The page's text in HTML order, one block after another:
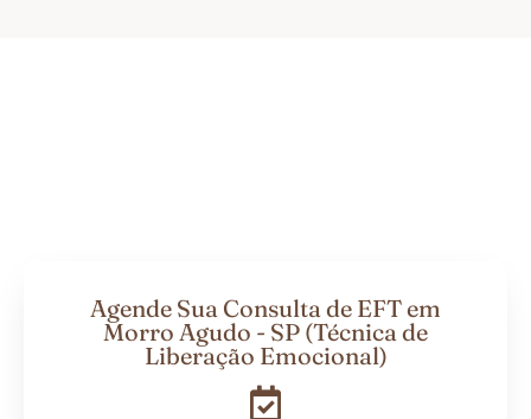
Agende Sua Consulta de EFT em
Morro Agudo - SP (Técnica de
Liberação Emocional)